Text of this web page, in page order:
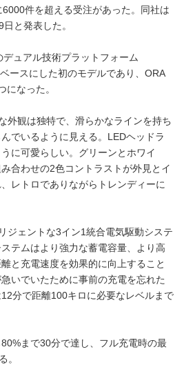
件を超える受注があった。同社は
と発表した。
ュアル技術プラットフォーム
ースにした初のモデルであり、ORA
になった。
外観は独特で、滑らかなラインを持ち
でいるように見える。LEDヘッドラ
に可愛らしい。グリーンとホワイ
合わせの2色コントラストが外見とイ
レトロでありながらトレンディーに
ジェントな3イン1統合電気駆動システ
テムはより強力な蓄電容量、より高
と充電速度を効果的に向上すること
いでいたために事前の充電を忘れた
分で距離100キロに必要なレベルまで
まで30分で達し、フル充電時の最
。